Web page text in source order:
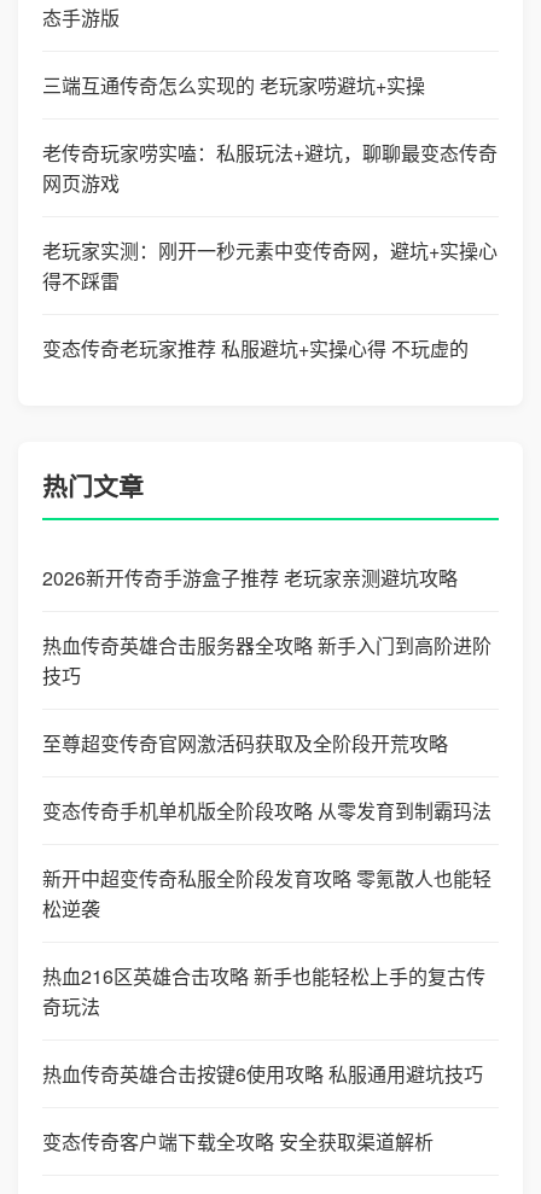
态手游版
三端互通传奇怎么实现的 老玩家唠避坑+实操
老传奇玩家唠实嗑：私服玩法+避坑，聊聊最变态传奇
网页游戏
老玩家实测：刚开一秒元素中变传奇网，避坑+实操心
得不踩雷
变态传奇老玩家推荐 私服避坑+实操心得 不玩虚的
热门文章
2026新开传奇手游盒子推荐 老玩家亲测避坑攻略
热血传奇英雄合击服务器全攻略 新手入门到高阶进阶
技巧
至尊超变传奇官网激活码获取及全阶段开荒攻略
变态传奇手机单机版全阶段攻略 从零发育到制霸玛法
新开中超变传奇私服全阶段发育攻略 零氪散人也能轻
松逆袭
热血216区英雄合击攻略 新手也能轻松上手的复古传
奇玩法
热血传奇英雄合击按键6使用攻略 私服通用避坑技巧
变态传奇客户端下载全攻略 安全获取渠道解析